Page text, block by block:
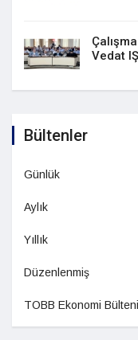
Vedat
Bültenler
Günlük
Aylık
Yıllık
Düzenlenmiş
TOBB Ekonomi Bülteni